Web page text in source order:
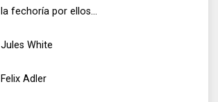
la fechoría por ellos...
Jules White
Felix Adler